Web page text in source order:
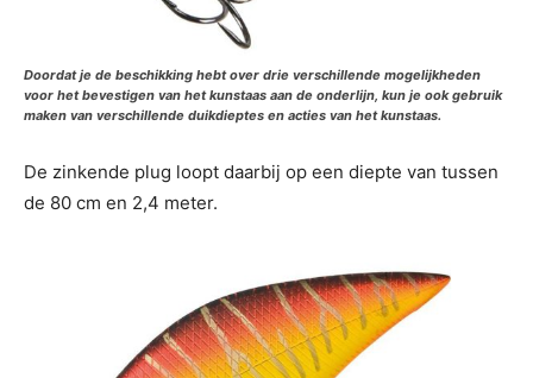
Doordat je de beschikking hebt over drie verschillende mogelijkheden
voor het bevestigen van het kunstaas aan de onderlijn, kun je ook gebruik
maken van verschillende duikdieptes en acties van het kunstaas.
De zinkende plug loopt daarbij op een diepte van tussen
de 80 cm en 2,4 meter.